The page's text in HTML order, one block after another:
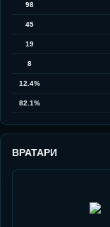
98
45
19
8
12.4%
82.1%
ВРАТАРИ